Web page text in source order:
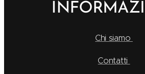
Chi siamo
Contatti